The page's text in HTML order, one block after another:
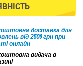
доставка для
від 2500 грн при
онлайн
видача в